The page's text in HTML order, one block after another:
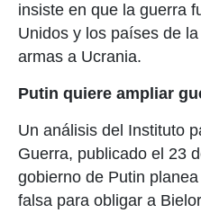
insiste en que la guerra
Unidos y los países de
armas a Ucrania.
Putin quiere ampliar
Un análisis del Instituto
Guerra, publicado el 23
gobierno de Putin
falsa para obligar a